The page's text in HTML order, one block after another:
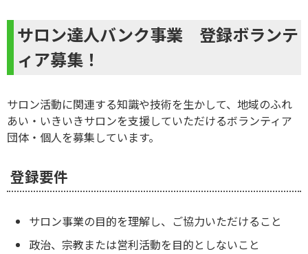
サロン達人バンク事業 登録ボランテ
ィア募集！
サロン活動に関連する知識や技術を生かして、地域のふれ
あい・いきいきサロンを支援していただけるボランティア
団体・個人を募集しています。
登録要件
サロン事業の目的を理解し、ご協力いただけること
政治、宗教または営利活動を目的としないこと